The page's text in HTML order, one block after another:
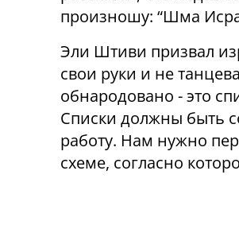
произношу: “Шма
Эли Штиви призвал
свои руки и не
обнародовано - это
Списки должны быть
работу. Нам нужно
схеме, согласно